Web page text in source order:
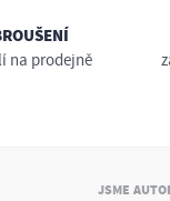
na prodejně
JSME